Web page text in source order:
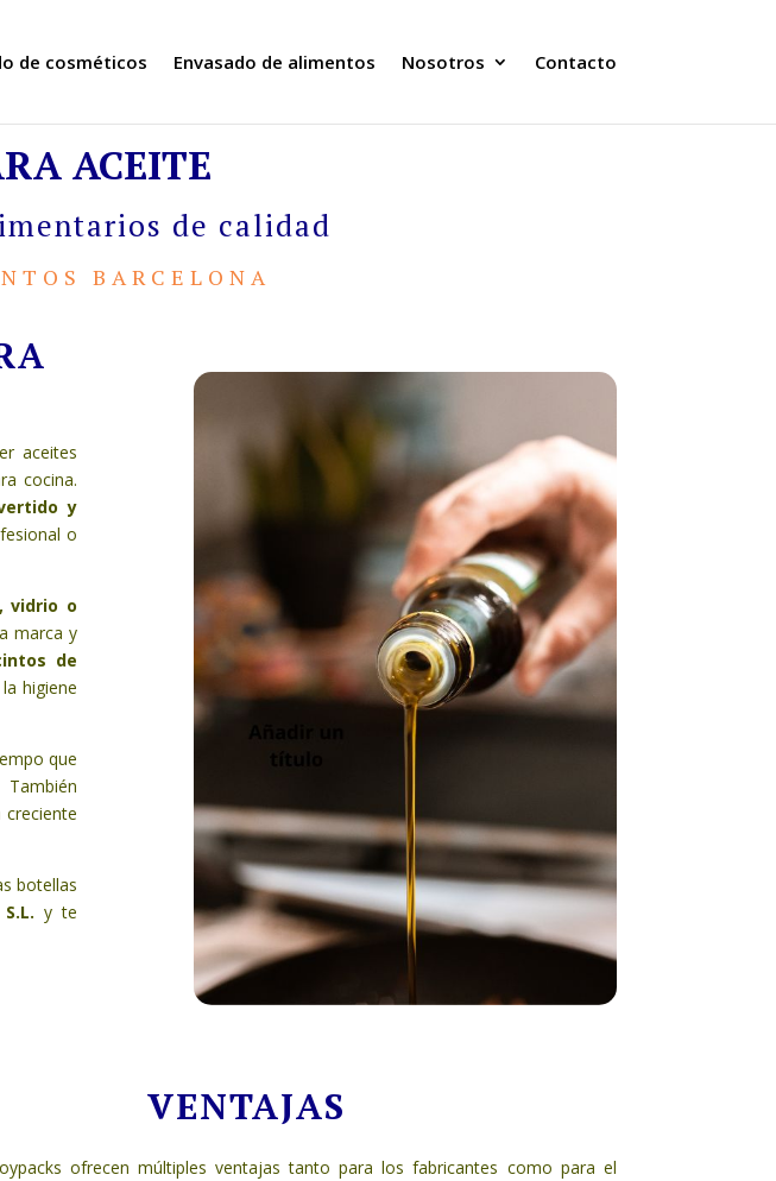
de cosméticos Envasado de alimentos Nosotros Contacto
ACEITE
de calidad
BARCELONA
aceites
cocina.
y
o
vidrio o
marca y
de
higiene
que
botellas
S.L. y te
VENTAJAS
ofrecen múltiples ventajas tanto para los fabricantes como para el